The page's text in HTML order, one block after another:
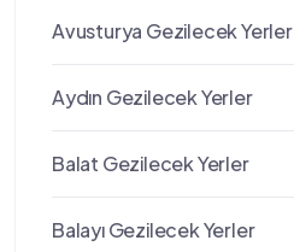
Avusturya Gezilecek Yerler
Aydın Gezilecek Yerler
Balat Gezilecek Yerler
Balayı Gezilecek Yerler